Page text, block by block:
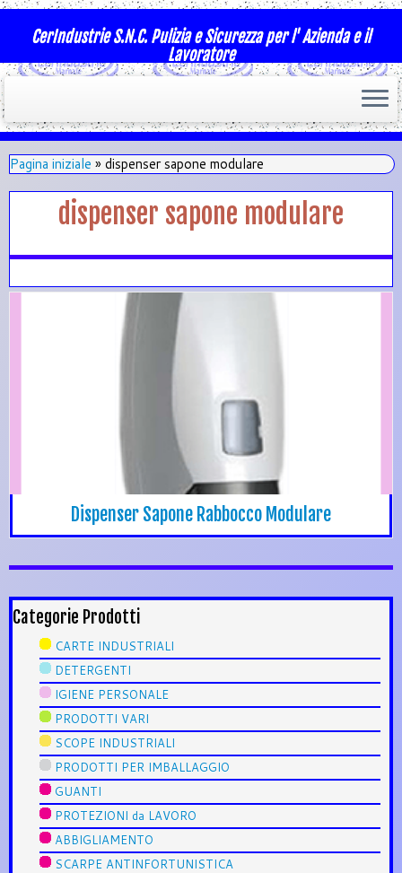
CerIndustrie S.N.C. Pulizia e Sicurezza per l' Azienda e il
Lavoratore
Pagina iniziale » dispenser sapone modulare
dispenser sapone modulare
Dispenser Sapone Rabbocco Modulare
Categorie Prodotti
CARTE INDUSTRIALI
DETERGENTI
IGIENE PERSONALE
PRODOTTI VARI
SCOPE INDUSTRIALI
PRODOTTI PER IMBALLAGGIO
GUANTI
PROTEZIONI da LAVORO
ABBIGLIAMENTO
SCARPE ANTINFORTUNISTICA